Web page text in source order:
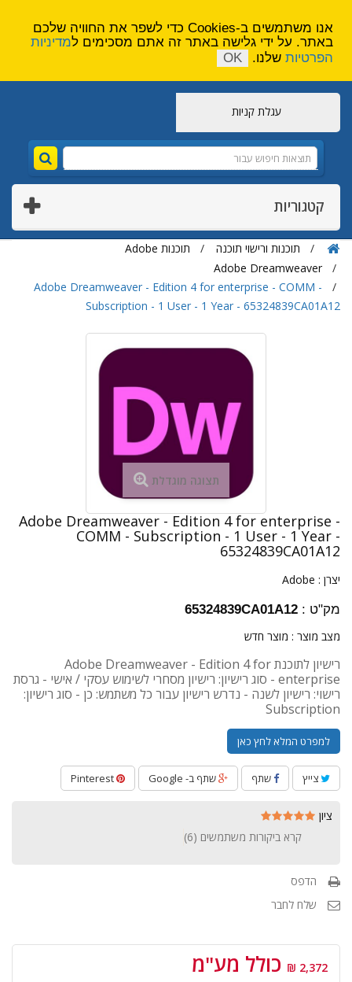
עגלת קניות
קטגוריות
תוכנות ורישוי תוכנה
תוכנות Adobe
Adobe Dreamweaver
Adobe Dreamweaver - Edition 4 for enterprise - COMM -
Subscription - 1 User - 1 Year - 65324839CA01A12
תצוגה מוגדלת
Adobe Dreamweaver - Edition 4 for enterprise -
COMM - Subscription - 1 User - 1 Year -
65324839CA01A12
יצרן : Adobe
מק"ט : 65324839CA01A12
מצב מוצר : מוצר חדש
רישיון לתוכנת Adobe Dreamweaver - Edition 4 for
enterprise - סוג רישיון: רישיון מסחרי לשימוש עסקי / אישי - גרסת
רישוי: רישיון לשנה - נדרש רישיון עבור כל משתמש: כן - סוג רישיון:
Subscription
למפרט המלא לחץ כאן
צייץ שתף שתף ב- Google
ציון
קרא ביקורות משתמשים (6
)
הדפס
שלח לחבר
2,372 ₪ כולל מע"מ
אנו משתמשים ב-Cookies כדי לשפר את החוויה שלכם
באתר. על ידי גלישה באתר זה אתם מסכימים למדיניות
הפרטיות שלנו. OK